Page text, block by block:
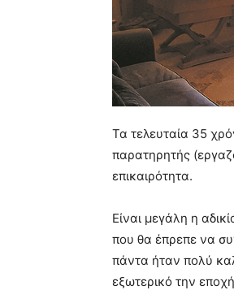
Τα τελευταία 35
παρατηρητής
επικαιρότητα.
Είναι μεγάλη η
που θα έπρεπε να
πάντα ήταν πολύ
εξωτερικό την